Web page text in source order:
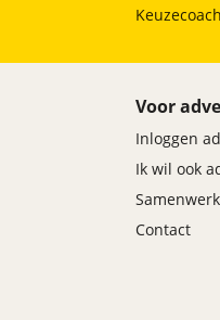
Keuzecoach
Voor
Inloggen
Ik wil ook
Contact